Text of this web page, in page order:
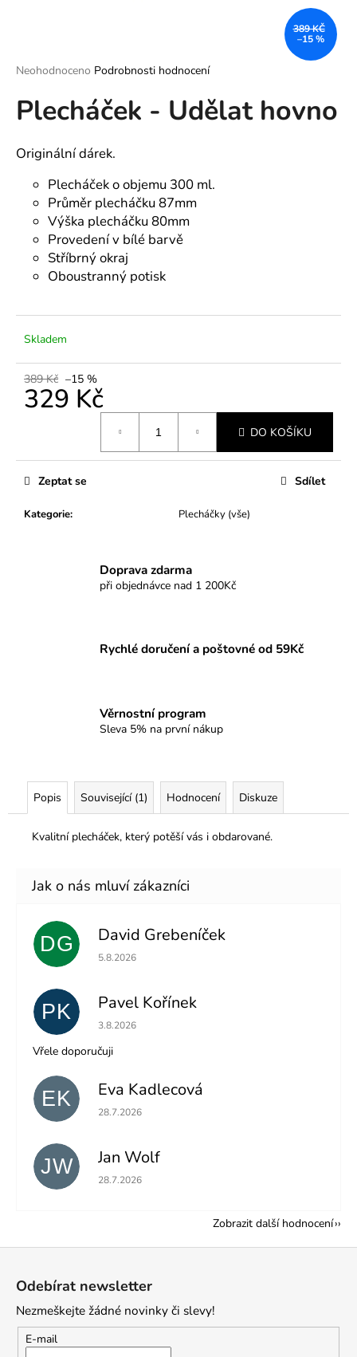
Průměrné
produktu
je
z
5
hvězdiček.
Neohodnoceno Podrobnosti hodnocení
Plecháček - Udělat hovno
Originální dárek.
Plecháček o objemu 300 ml.
Průměr plecháčku 87mm
Výška plecháčku 80mm
Provedení v bílé barvě
Stříbrný okraj
Oboustranný potisk
Skladem
389 Kč –15 %
329 Kč
DO KOŠÍKU
Kategorie: Plecháčky (vše)
Zeptat se Sdílet
389 KČ
–15 %
Doprava zdarma
při objednávce nad 1 200Kč
Rychlé doručení a poštovné od 59Kč
Věrnostní program
Sleva 5% na první nákup
Popis Související (1) Hodnocení Diskuze
Kvalitní plecháček, který potěší vás i obdarované.
DG David Grebeníček
Hodnocení obchodu je 5 z 5 hvězdiček.
5.8.2026
PK Pavel Kořínek
Hodnocení obchodu je 5 z 5 hvězdiček.
3.8.2026
Vřele doporučuji
EK Eva Kadlecová
Hodnocení obchodu je 5 z 5 hvězdiček.
28.7.2026
JW Jan Wolf
Hodnocení obchodu je 5 z 5 hvězdiček.
28.7.2026
Zobrazit další hodnocení
í
t
?
HLEDAT
u
č
u
Odebírat newsletter
Nezmeškejte žádné novinky či slevy!
E-mail